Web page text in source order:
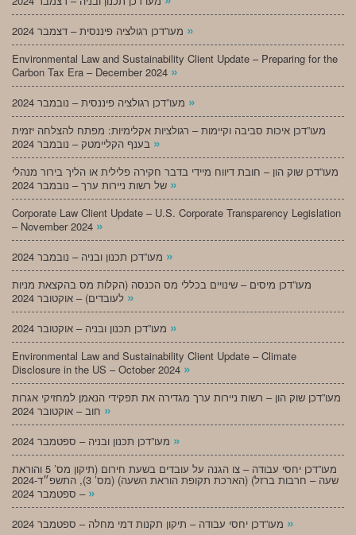
»
Environmental Law and Sustainability Client Update – Preparing for the
Carbon Tax Era – December 2024 »
»
מעו”דכן איכות סביבה וקיימות – רגולציות אקלימיות: מפתח להצלחה יזמית
»
מעו”דכן שוק הון – חובת דיווח מיידי בדבר חקירה פלילית או הליך בירור מנהלי
»
Corporate Law Client Update – U.S. Corporate Transparency Legislation
– November 2024 »
»
מעו”דכן מיסים – שינויים בכללי מס הכנסה (הקלות מס בהקצאת מניות
»
»
Environmental Law and Sustainability Client Update – Climate
Disclosure in the US – October 2024 »
מעו”דכן שוק הון – רשות ניירות ערך מגדירה את תפקידי הנאמן למחזיקי אגרות
»
»
מעו”דכן יחסי עבודה – צו הגנה על עובדים בשעת חירום (תיקון מס’ 5 והוראת
שעה – חרבות ברזל) (הארכת תקופת הוראת השעה) (מס’ 3), התשפ״ד-2024
– ספטמבר 2024 »
»